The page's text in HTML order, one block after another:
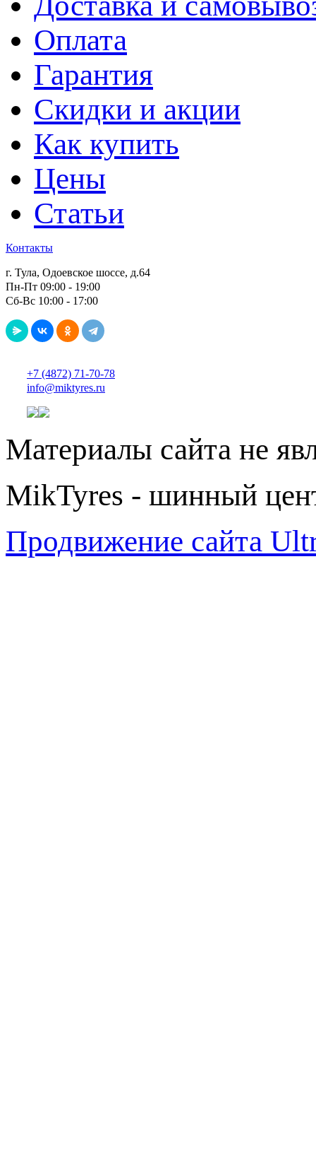
Оплата
Гарантия
Скидки и акции
Как купить
Цены
Статьи
Контакты
г. Тула, Одоевское шоссе, д.64
Пн-Пт 09:00 - 19:00
Сб-Вс 10:00 - 17:00
+7 (4872) 71-70-78
info@miktyres.ru
Материалы сайта не
MikTyres - шинный
Продвижение сайта